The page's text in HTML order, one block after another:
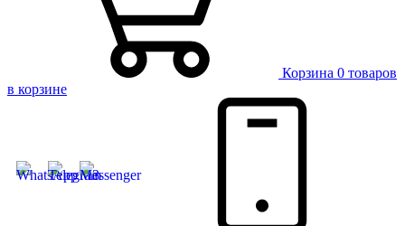
Корзина 0 товаров
в корзине